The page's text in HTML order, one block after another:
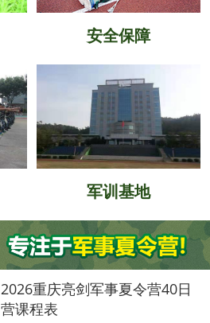
安全保障
军训基地
2026重庆亮剑军事夏令营40日
营课程表